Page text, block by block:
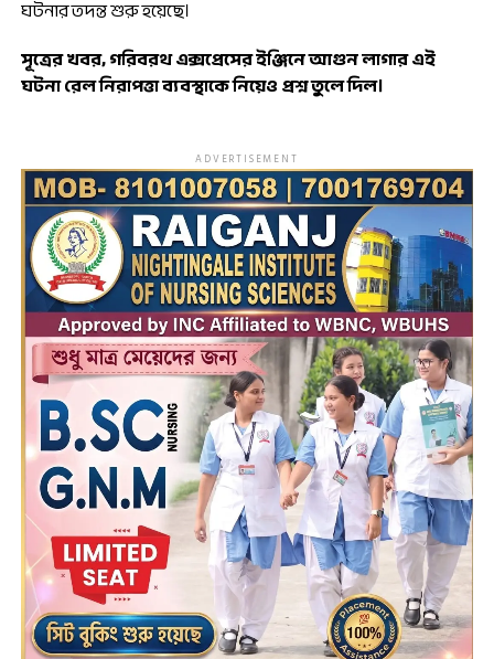
ঘটনার তদন্ত শুরু হয়েছে।
সূত্রের খবর, গরিবরথ এক্সপ্রেসের ইঞ্জিনে আগুন লাগার এই
ঘটনা রেল নিরাপত্তা ব্যবস্থাকে নিয়েও প্রশ্ন তুলে দিল।
ADVERTISEMENT